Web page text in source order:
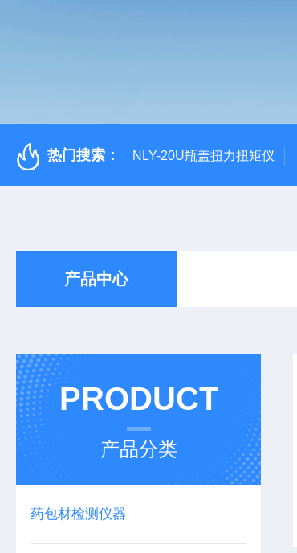
热门搜索： NLY-20U瓶盖扭力扭矩仪
产品中心
PRODUCT
产品分类
药包材检测仪器